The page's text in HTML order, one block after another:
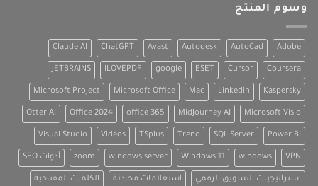
وسوم المنتج
Adobe
AutoCad
Autodesk
Avast
ChatGPT
Claude AI
Coursera
Cursor
ESET
google
ILOVEPDF
JETBRAINS
Kaspersky
Linkedin
Mac
Microsoft Office
Microsoft Project
Microsoft Visio
MidJourney AI
office 365
Office 2024
Otter AI
Power BI
SQL Server
Trend
TSplus
Videos
Visual Studio
VPN
windows
Windows 11
windows server
zoom أدوات SEO
استراتيجيات التسويق الرقمي استعلامات محادثة الكلمات المفتاحية